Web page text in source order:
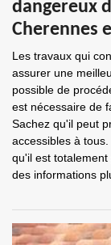
dangereux
Cherennes
Les travaux qui
assurer une
possible de
est nécessaire de
Sachez qu'il peut
accessibles à
qu'il est
des informations